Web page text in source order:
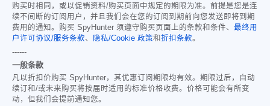
购买时相同，或以促销资料/购买页面中规定的期限为准。前提是您是连
续不间断的订阅用户，并且我们会在您的订阅到期前向您发送即将到期
费用的通知。购买 SpyHunter 须遵守购买页面上的条款和条件、 最终用
户许可协议/服务条款、 隐私/Cookie 政策和折扣条款。
------
一般条款
凡以折扣价购买 SpyHunter，其优惠订阅期限均有效。期限过后，自动
续订和/或未来购买将按届时适用的标准价格收费。价格可能会有所变
动，但我们会提前通知您。